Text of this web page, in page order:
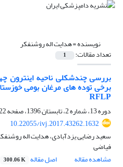
نویسنده =هدایت اله روشنفکر
تعداد مقالات: 1
بررسی چندشکلی ناحیه اینترون
RFLP
دوره 13، شماره 2، تابستان 1396، صفحه
28
10.22055/ivj.2017.43262.1632
سعید رضایی یزدآبادی، هدایت اله
فیاضی
مشاهده مقاله
اصل مقاله 300.06 K